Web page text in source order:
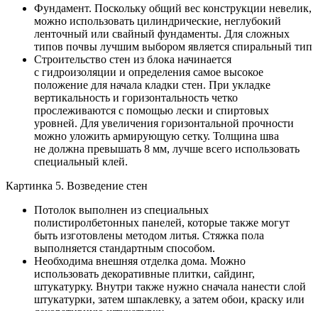
Фундамент. Поскольку общий вес конструкции невелик,
можно использовать цилиндрические, неглубокий
ленточный или свайный фундаменты. Для сложных
типов почвы лучшим выбором является спиральный тип
Строительство стен из блока начинается
с гидроизоляции и определения самое высокое
положение для начала кладки стен. При укладке
вертикальность и горизонтальность четко
прослеживаются с помощью лески и спиртовых
уровней. Для увеличения горизонтальной прочности
можно уложить армирующую сетку. Толщина шва
не должна превышать 8 мм, лучше всего использовать
специальный клей.
Картинка 5. Возведение стен
Потолок выполнен из специальных
полистиролбетонных панелей, которые также могут
быть изготовлены методом литья. Стяжка пола
выполняется стандартным способом.
Необходима внешняя отделка дома. Можно
использовать декоративные плитки, сайдинг,
штукатурку. Внутри также нужно сначала нанести слой
штукатурки, затем шпаклевку, а затем обои, краску или